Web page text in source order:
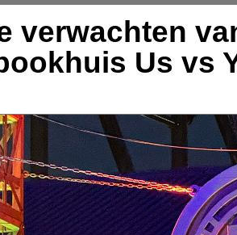
verwachten
Us vs